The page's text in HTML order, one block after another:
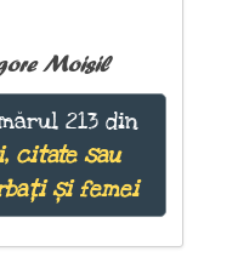
Moisil
213 din
citate sau
și femei